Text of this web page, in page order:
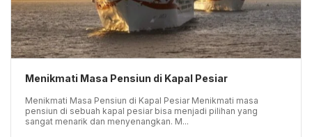
Menikmati Masa Pensiun di Kapal Pesiar
Menikmati Masa Pensiun di Kapal Pesiar Menikmati masa
pensiun di sebuah kapal pesiar bisa menjadi pilihan yang
sangat menarik dan menyenangkan. M...